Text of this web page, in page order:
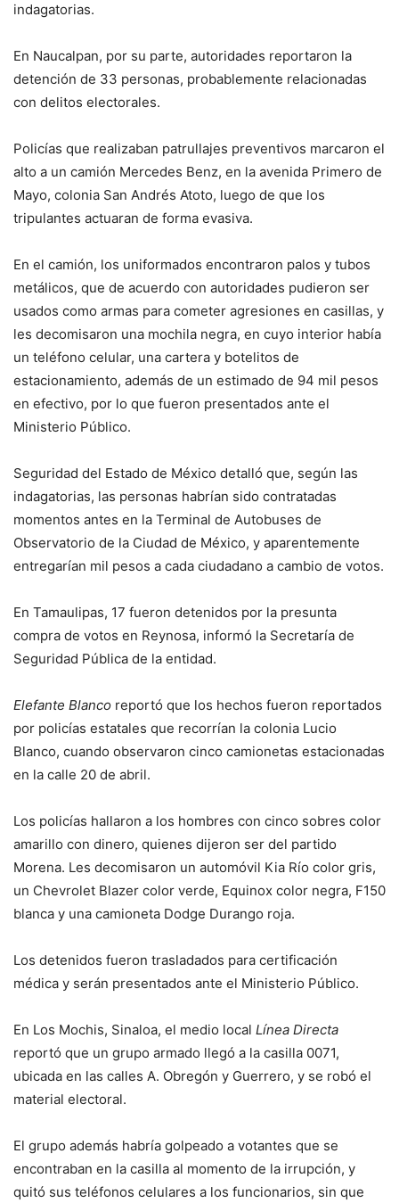
indagatorias.
En Naucalpan, por su parte, autoridades reportaron la
detención de 33 personas, probablemente relacionadas
con delitos electorales.
Policías que realizaban patrullajes preventivos marcaron el
alto a un camión Mercedes Benz, en la avenida Primero de
Mayo, colonia San Andrés Atoto, luego de que los
tripulantes actuaran de forma evasiva.
En el camión, los uniformados encontraron palos y tubos
metálicos, que de acuerdo con autoridades pudieron ser
usados como armas para cometer agresiones en casillas, y
les decomisaron una mochila negra, en cuyo interior había
un teléfono celular, una cartera y botelitos de
estacionamiento, además de un estimado de 94 mil pesos
en efectivo, por lo que fueron presentados ante el
Ministerio Público.
Seguridad del Estado de México detalló que, según las
indagatorias, las personas habrían sido contratadas
momentos antes en la Terminal de Autobuses de
Observatorio de la Ciudad de México, y aparentemente
entregarían mil pesos a cada ciudadano a cambio de votos.
En Tamaulipas, 17 fueron detenidos por la presunta
compra de votos en Reynosa, informó la Secretaría de
Seguridad Pública de la entidad.
Elefante Blanco reportó que los hechos fueron reportados
por policías estatales que recorrían la colonia Lucio
Blanco, cuando observaron cinco camionetas estacionadas
en la calle 20 de abril.
Los policías hallaron a los hombres con cinco sobres color
amarillo con dinero, quienes dijeron ser del partido
Morena. Les decomisaron un automóvil Kia Río color gris,
un Chevrolet Blazer color verde, Equinox color negra, F150
blanca y una camioneta Dodge Durango roja.
Los detenidos fueron trasladados para certificación
médica y serán presentados ante el Ministerio Público.
En Los Mochis, Sinaloa, el medio local Línea Directa
reportó que un grupo armado llegó a la casilla 0071,
ubicada en las calles A. Obregón y Guerrero, y se robó el
material electoral.
El grupo además habría golpeado a votantes que se
encontraban en la casilla al momento de la irrupción, y
quitó sus teléfonos celulares a los funcionarios, sin que